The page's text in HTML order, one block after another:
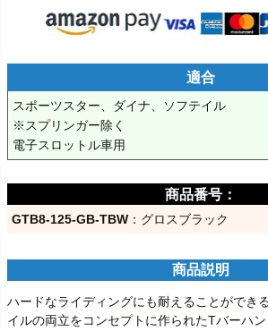
適合
スポーツスター、ダイナ、ソフテイル
※スプリンガー除く
電子スロットル車用
GTB8-125-GB-TBW
商品説明
ハードなライディングにも耐えることができ
イルの両立をコンセプトに作られたTバーハン